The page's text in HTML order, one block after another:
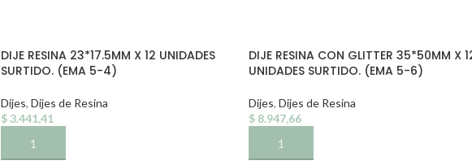
DIJE RESINA 23*17.5MM X 12 UNIDADES
SURTIDO. (EMA 5-4)
Dijes, Dijes de Resina
$3.441,41
AÑADIR AL CARRITO
DIJE RESINA CON GLITTER 35*50MM X
UNIDADES SURTIDO. (EMA 5-6)
Dijes, Dijes de Resina
$ 8.947,66
AÑADIR AL CARRITO